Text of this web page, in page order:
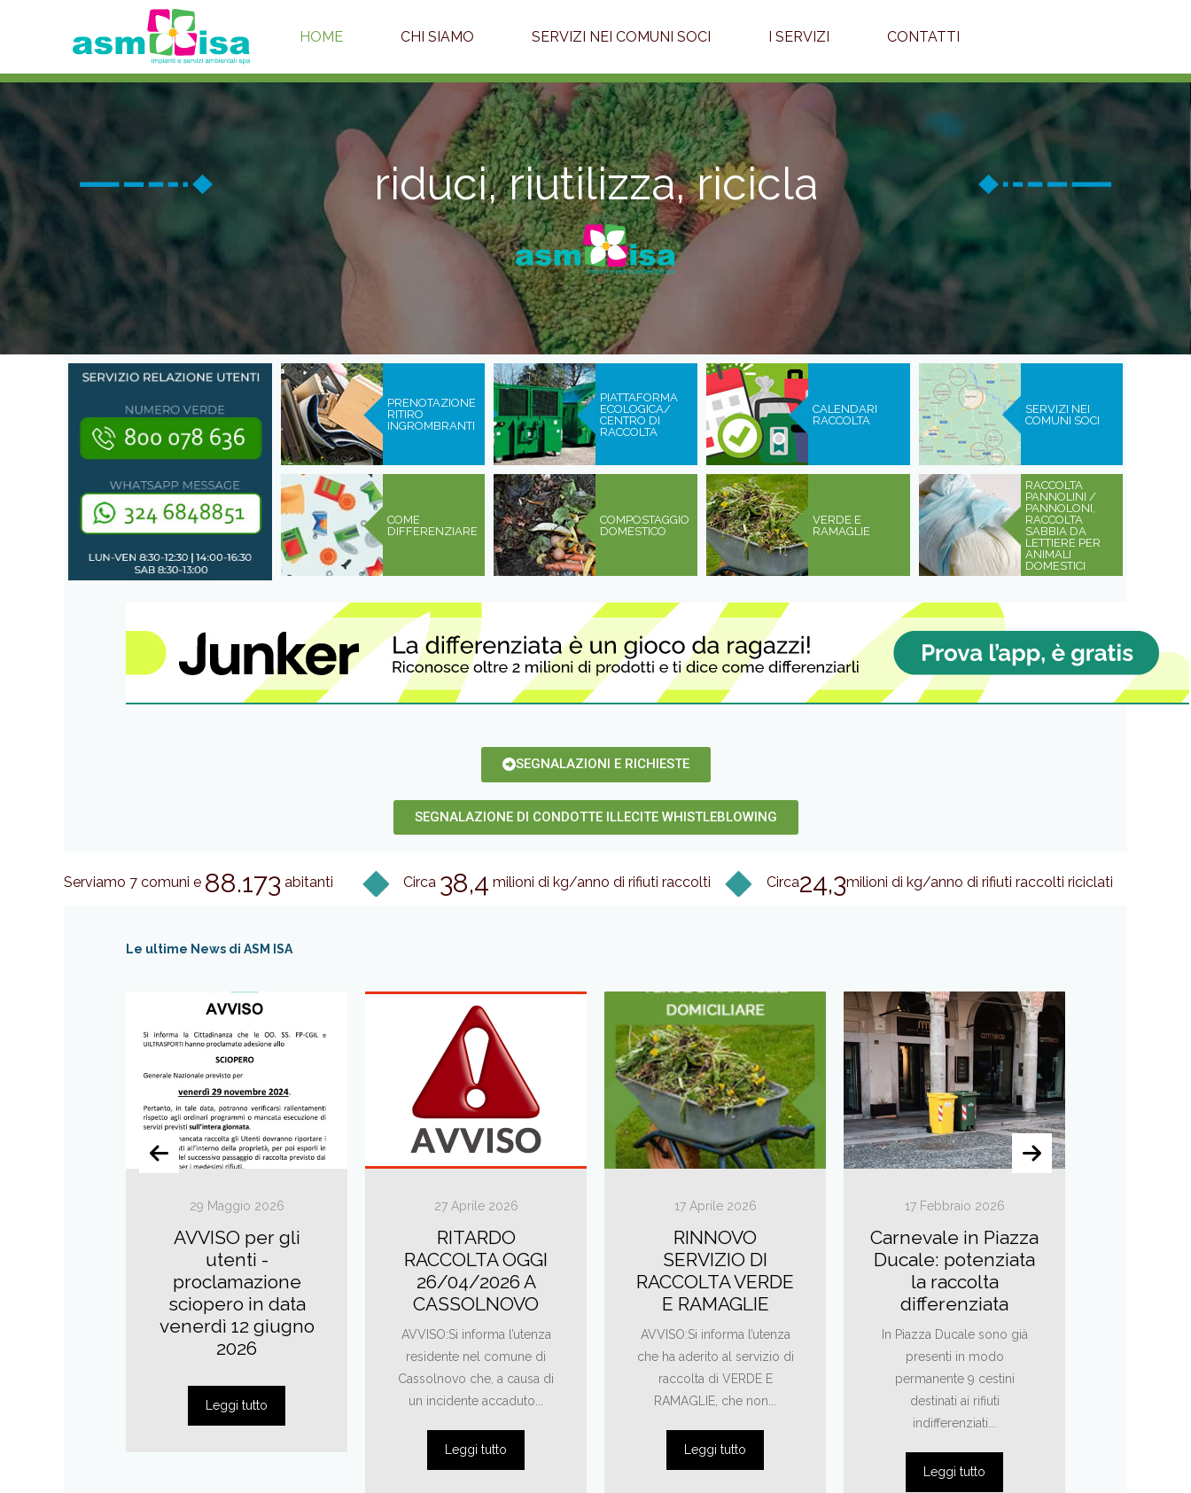
HOME CHI SIAMO SERVIZI NEI COMUNI SOCI I SERVIZI CONTATTI
riduci, riutilizza, ricicla
PRENOTAZIONE
RITIRO
INGROMBRANTI
COME
DIFFERENZIARE
PIATTAFORMA
ECOLOGICA/
CENTRO DI
RACCOLTA
COMPOSTAGGIO
DOMESTICO
CALENDARI
RACCOLTA
VERDE E
RAMAGLIE
SERVIZI NEI
COMUNI SOCI
RACCOLTA
PANNOLINI /
PANNOLONI,
RACCOLTA
SABBIA DA
LETTIERE PER
ANIMALI
DOMESTICI
SEGNALAZIONI E RICHIESTE
SEGNALAZIONE DI CONDOTTE ILLECITE WHISTLEBLOWING
Serviamo 7 comuni e 88.173 abitanti Circa 38,4 milioni di kg/anno di rifiuti raccolti Circa24,3milioni di kg/anno di rifiuti raccolti riciclati
Le ultime News di ASM ISA
29 Maggio 2026
AVVISO per gli
utenti -
proclamazione
sciopero in data
venerdì 12 giugno
2026
Leggi tutto
27 Aprile 2026
RITARDO
RACCOLTA OGGI
26/04/2026 A
CASSOLNOVO
AVVISO:Si informa l’utenza
residente nel comune di
Cassolnovo che, a causa di
un incidente accaduto...
Leggi tutto
17 Aprile 2026
RINNOVO
SERVIZIO DI
RACCOLTA VERDE
E RAMAGLIE
AVVISO:Si informa l’utenza
che ha aderito al servizio di
raccolta di VERDE E
RAMAGLIE, che non...
Leggi tutto
17 Febbraio 2026
Carnevale in Piazza
Ducale: potenziata
la raccolta
differenziata
In Piazza Ducale sono già
presenti in modo
permanente 9 cestini
destinati ai rifiuti
indifferenziati...
Leggi tutto